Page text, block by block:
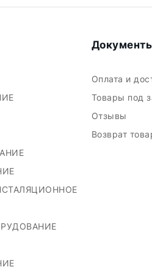
Оплата и
Товары под
Отзывы
Возврат